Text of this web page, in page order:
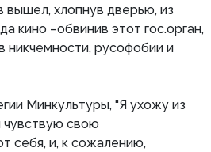
хлопнув дверью, из
кино –обвинив этот гос.орган,
русофобии и
Минкультуры, "Я ухожу из
чувствую свою
себя, и, к сожалению,